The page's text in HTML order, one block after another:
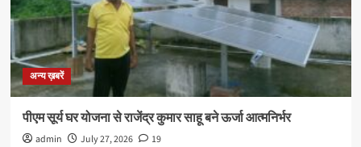
अन्य ख़बरें
पीएम सूर्य घर योजना से राजेंद्र कुमार साहू बने ऊर्जा आत्मनिर्भर
admin July 27, 2026 19